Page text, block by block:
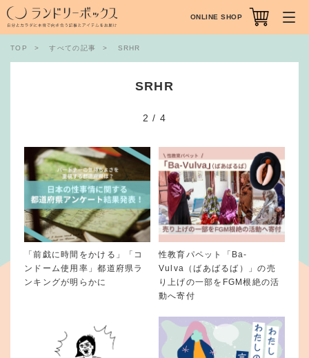
TOP すべての記事 SRHR
SRHR
2 / 4
「前戯に時間をかける」「コ
ンドーム使用率」都道府県ラ
ンキングが明らかに
性教育パペット「Ba-
Vulva（ばあばるば）」の売
り上げの一部をFGM根絶の活
動へ寄付
ONLINE SHOP